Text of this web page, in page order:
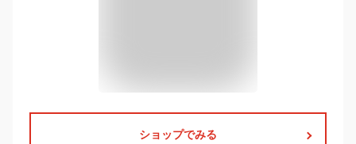
ショップでみる